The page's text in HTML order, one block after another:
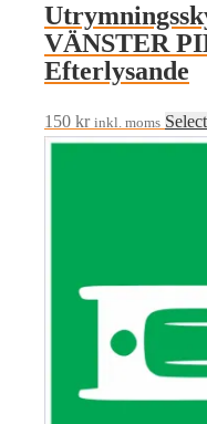
VÄNSTER
Efterlysande
150 kr inkl. moms